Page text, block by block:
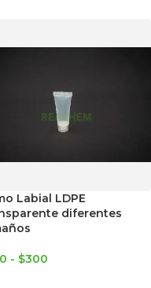
Labial LDPE
diferentes
- $300